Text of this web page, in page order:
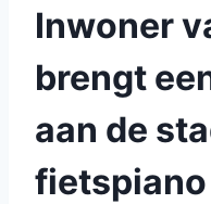
Inwoner
brengt
aan de
fietspiano